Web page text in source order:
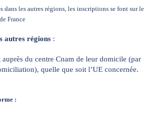
dans les autres régions, les inscriptions se font sur le
France
autres régions:
du centre Cnam de leur domicile (par
quelle que soit l’UE concernée.
: